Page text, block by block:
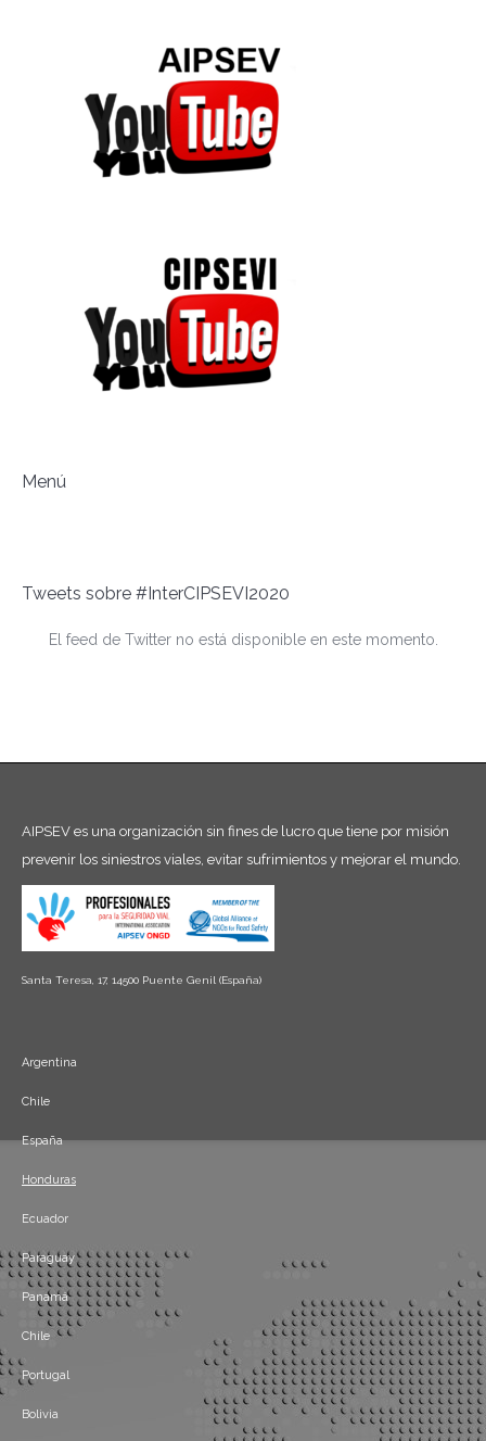
Menú
Tweets sobre #InterCIPSEVI2020
El feed de Twitter no está disponible en este momento.
AIPSEV es una organización sin fines de lucro que tiene por misión
prevenir los siniestros viales, evitar sufrimientos y mejorar el mundo.
Santa Teresa, 17, 14500 Puente Genil (España)
Argentina
Chile
España
Honduras
Ecuador
Paraguay
Panamá
Chile
Portugal
Bolivia